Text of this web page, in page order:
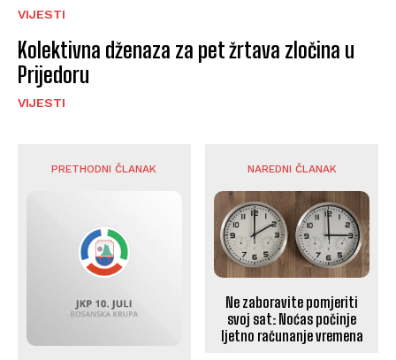
VIJESTI
Kolektivna dženaza za pet žrtava zločina u
Prijedoru
VIJESTI
PRETHODNI ČLANAK NAREDNI ČLANAK
Ne zaboravite pomjeriti
svoj sat: Noćas počinje
ljetno računanje vremena